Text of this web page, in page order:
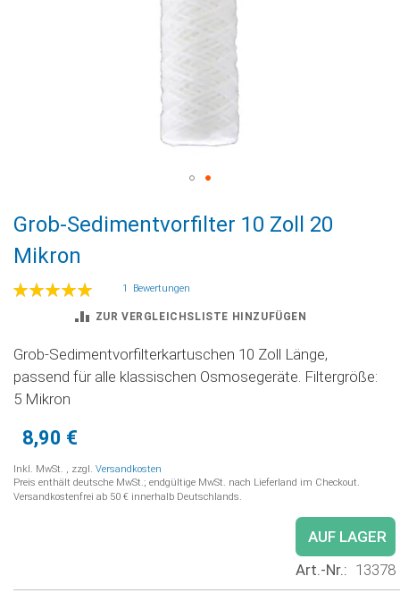
Anfang
der
Bildgalerie
springen
Grob-Sedimentvorfilter 10 Zoll 20
Mikron
Bewertung:
1 Bewertungen
ZUR VERGLEICHSLISTE HINZUFÜGEN
Grob-Sedimentvorfilterkartuschen 10 Zoll Länge,
passend für alle klassischen Osmosegeräte. Filtergröße:
5 Mikron
8,90 €
Inkl. MwSt. , zzgl. Versandkosten
Preis enthält deutsche MwSt.; endgültige MwSt. nach Lieferland im Checkout.
Versandkostenfrei ab 50 € innerhalb Deutschlands.
AUF LAGER
Art.-Nr.
13378